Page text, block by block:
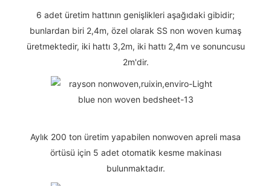
6 adet üretim hattının genişlikleri aşağıdaki gibidir;
bunlardan biri 2,4m, özel olarak SS non woven kumaş
üretmektedir, iki hattı 3,2m, iki hattı 2,4m ve sonuncusu
2m'dir.
Aylık 200 ton üretim yapabilen nonwoven apreli masa
örtüsü için 5 adet otomatik kesme makinası
bulunmaktadır.